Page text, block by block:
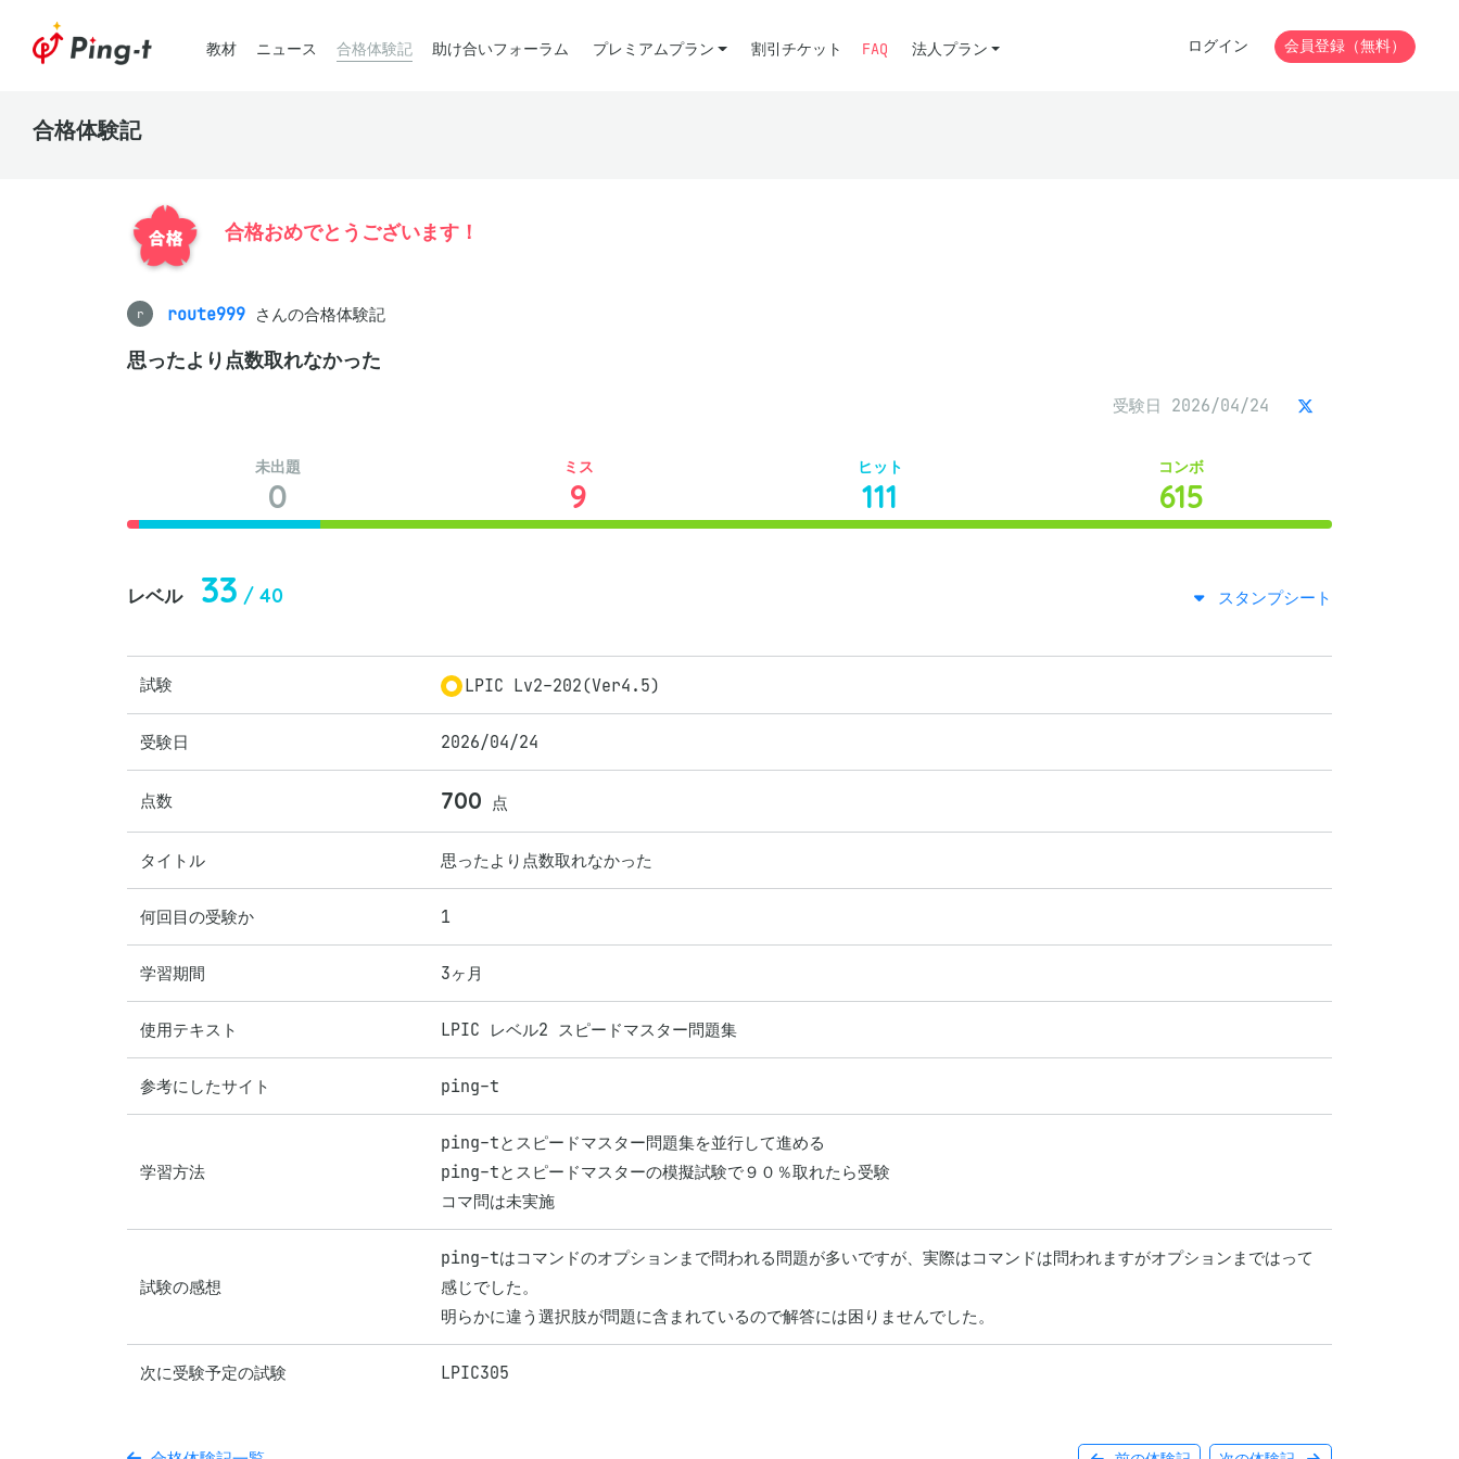
教材 ニュース 合格体験記 助け合いフォーラム プレミアムプラン 割引チケット FAQ 法人プラン ログイン 会員登録（無料）
合格体験記
合格おめでとうございます！
r route999 さんの合格体験記
思ったより点数取れなかった
受験日 2026/04/24
未出題
0
ミス
9
ヒット
111
コンボ
615
レベル 33 / 40 スタンプシート
試験 LPIC Lv2-202(Ver4.5)
受験日 2026/04/24
点数 700 点
タイトル 思ったより点数取れなかった
何回目の受験か 1
学習期間 3ヶ月
使用テキスト LPIC レベル2 スピードマスター問題集
参考にしたサイト ping-t
学習方法
ping-tとスピードマスター問題集を並行して進める
ping-tとスピードマスターの模擬試験で９０％取れたら受験
コマ問は未実施
試験の感想
ping-tはコマンドのオプションまで問われる問題が多いですが、実際はコマンドは問われますがオプションまではって
感じでした。
明らかに違う選択肢が問題に含まれているので解答には困りませんでした。
次に受験予定の試験 LPIC305